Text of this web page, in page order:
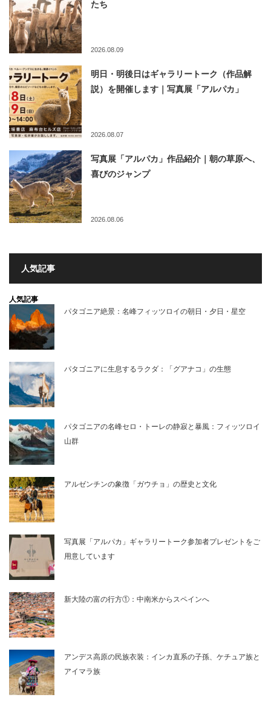
たち
2026.08.09
明日・明後日はギャラリートーク（作品解
説）を開催します｜写真展「アルパカ」
2026.08.07
写真展「アルパカ」作品紹介｜朝の草原へ、
喜びのジャンプ
2026.08.06
人気記事
人気記事
パタゴニア絶景：名峰フィッツロイの朝日・夕日・星空
パタゴニアに生息するラクダ：「グアナコ」の生態
パタゴニアの名峰セロ・トーレの静寂と暴風：フィッツロイ
山群
アルゼンチンの象徴「ガウチョ」の歴史と文化
写真展「アルパカ」ギャラリートーク参加者プレゼントをご
用意しています
新大陸の富の行方①：中南米からスペインへ
アンデス高原の民族衣装：インカ直系の子孫、ケチュア族と
アイマラ族